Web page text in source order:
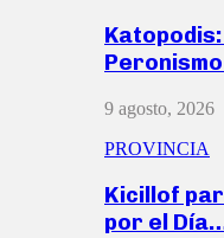
9 agosto, 2026
PROVINCIA
Kicillof
por el